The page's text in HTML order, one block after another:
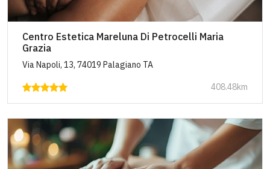
Centro Estetica Mareluna Di Petrocelli Maria
Grazia
Via Napoli, 13, 74019 Palagiano TA
408.48km